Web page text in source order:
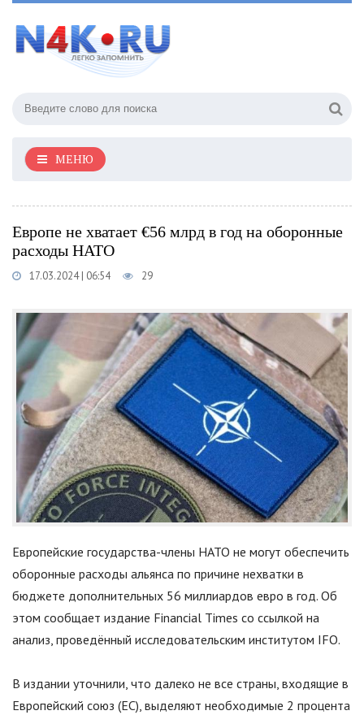
МЕНЮ
Европе не хватает €56 млрд в год на оборонные
расходы НАТО
17.03.2024 | 06:54 29
Европейские государства-члены НАТО не могут обеспечить
оборонные расходы альянса по причине нехватки в
бюджете дополнительных 56 миллиардов евро в год. Об
этом сообщает издание Financial Times со ссылкой на
анализ, проведённый исследовательским институтом IFO.
В издании уточнили, что далеко не все страны, входящие в
Европейский союз (ЕС), выделяют необходимые 2 процента